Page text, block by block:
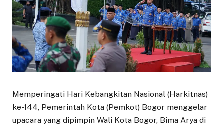
Memperingati Hari Kebangkitan Nasional (Harkitnas)
ke-144, Pemerintah Kota (Pemkot) Bogor menggelar
upacara yang dipimpin Wali Kota Bogor, Bima Arya di